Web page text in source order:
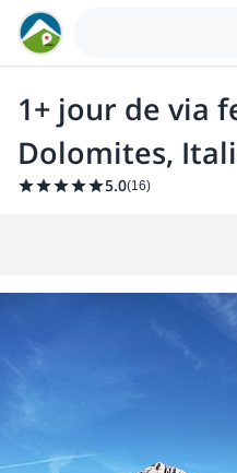
1+ jour de via
Dolomites,
5.0(16)